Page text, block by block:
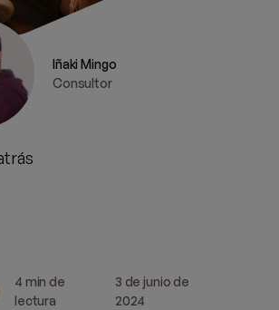
Iñaki Mingo
Consultor
4 min de
lectura
3 de junio de
2024